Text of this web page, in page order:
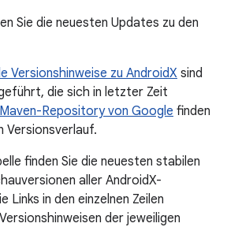
Sie die neuesten Updates zu den
Versionshinweise zu AndroidX sind
die sich in letzter Zeit
Maven-Repository von Google finden
Versionsverlauf.
finden Sie die neuesten stabilen
aller AndroidX-
Links in den einzelnen Zeilen
der jeweiligen